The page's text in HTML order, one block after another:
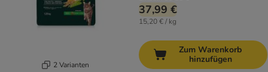
2 Varianten
37,99 €
15,20 € / kg
Zum Warenkorb
hinzufügen